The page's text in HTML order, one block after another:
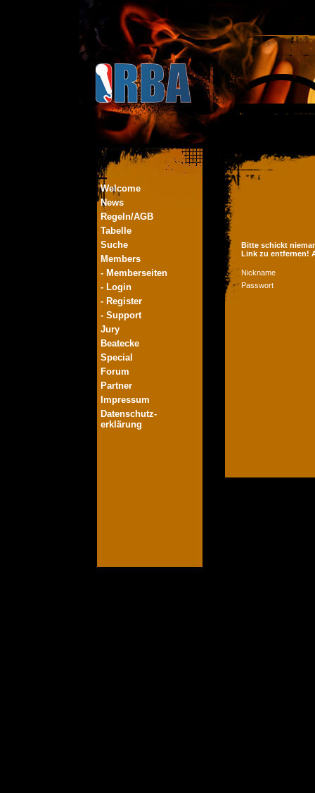
Welcome
News
Regeln/AGB
Tabelle
Suche
Members
- Memberseiten
- Login
- Register
- Support
Jury
Beatecke
Special
Forum
Partner
Impressum
Datenschutz-
erklärung
Bitte schickt
Link zu entfernen!
Nickname
Passwort